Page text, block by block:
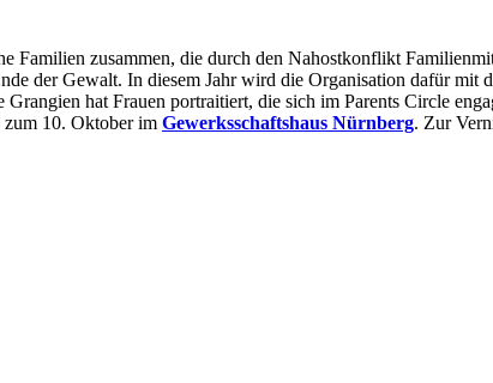
Familien zusammen, die durch den Nahostkonflikt
der Gewalt. In diesem Jahr wird die Organisation dafür mit
hat Frauen portraitiert, die sich im Parents Circle
zum 10. Oktober im Gewerksschaftshaus Nürnberg. Zur